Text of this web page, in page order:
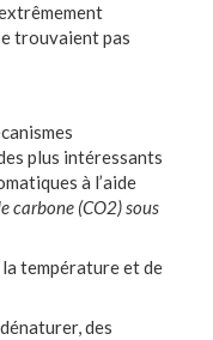
trouvaient pas
plus intéressants
à l’aide
carbone (CO2) sous
température et de
des